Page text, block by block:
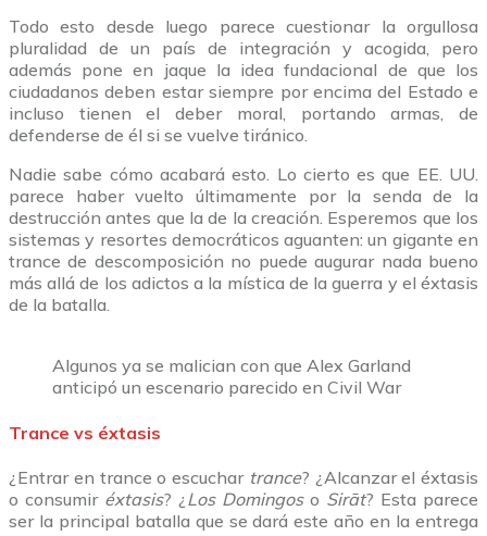
Todo esto desde luego parece cuestionar la orgullosa
pluralidad de un país de integración y acogida, pero
además pone en jaque la idea fundacional de que los
ciudadanos deben estar siempre por encima del Estado e
incluso tienen el deber moral, portando armas, de
defenderse de él si se vuelve tiránico.
Nadie sabe cómo acabará esto. Lo cierto es que EE. UU.
parece haber vuelto últimamente por la senda de la
destrucción antes que la de la creación. Esperemos que los
sistemas y resortes democráticos aguanten: un gigante en
trance de descomposición no puede augurar nada bueno
más allá de los adictos a la mística de la guerra y el éxtasis
de la batalla.
Algunos ya se malician con que Alex Garland
anticipó un escenario parecido en Civil War
Trance vs éxtasis
¿Entrar en trance o escuchar trance? ¿Alcanzar el éxtasis
o consumir éxtasis? ¿ Los Domingoso Sirāt? Esta parece
ser la principal batalla que se dará este año en la entrega